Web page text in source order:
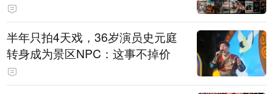
半年只拍4天戏，36岁演员史元庭
转身成为景区NPC：这事不掉价